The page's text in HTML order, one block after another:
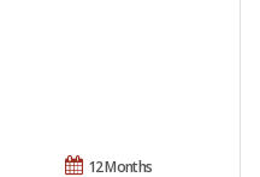
12 Months